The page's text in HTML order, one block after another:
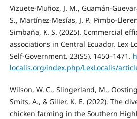
Vizuete-Muñoz, J. M., Guamán-
S., Martínez-Mesías, J. P., Pimbo-
Simbaña, K. S. (2025). Commercial
associations in Central Ecuador. Lex
Self-Government, 23(S5), 1450–1471.
localis.org/index.php/LexLocalis/
Wilson, W. C., Slingerland, M.,
Smits, A., & Giller, K. E. (2022). The
chicken farming in the Southern